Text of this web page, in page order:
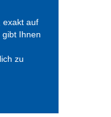
exakt auf
Ihnen
zu